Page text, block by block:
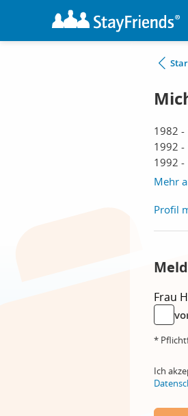
1982 -
1992 -
1992 -
Mehr
Profil
Frau
*
Ich